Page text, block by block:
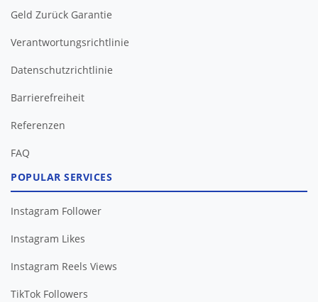
Geld Zurück Garantie
Verantwortungsrichtlinie
Datenschutzrichtlinie
Barrierefreiheit
FAQ
POPULAR SERVICES
Instagram Follower
Instagram Likes
Instagram Reels Views
TikTok Followers